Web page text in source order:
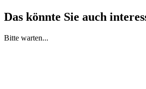
Das könnte Sie auch
Bitte warten...